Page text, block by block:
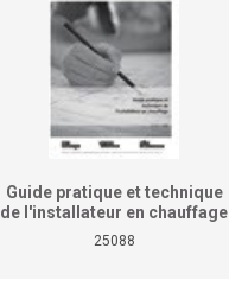
Guide pratique et technique
de l'installateur en chauffage
(Ne remplace pas le manuel
de travaux pratiques pour
25088